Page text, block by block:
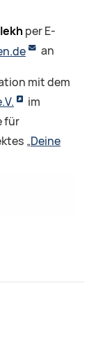
per E-
an
mit dem
im
für
„Deine